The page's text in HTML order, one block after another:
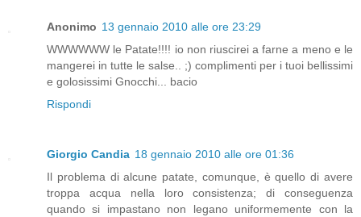
Anonimo 13 gennaio 2010 alle ore 23:29
WWWWWW le Patate!!!! io non riuscirei a farne a meno e le
mangerei in tutte le salse.. ;) complimenti per i tuoi bellissimi
e golosissimi Gnocchi... bacio
Rispondi
Giorgio Candia 18 gennaio 2010 alle ore 01:36
Il problema di alcune patate, comunque, è quello di avere
troppa acqua nella loro consistenza; di conseguenza
quando si impastano non legano uniformemente con la